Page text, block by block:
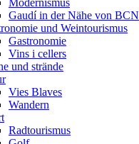
Modernismus
Gaudí in der Nähe von BCN
und Weintourismus
Gastronomie
Vins i cellers
und strände
Vies Blaves
Wandern
Radtourismus